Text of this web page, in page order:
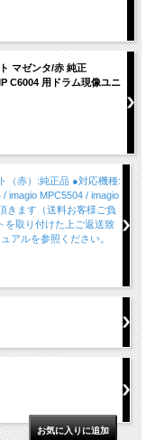
マゼンタ/赤 純正
C6004 用ドラム現像ユニ
（赤）:純正品 ●対応機種:
imagio MPC5504 / imagio
きます（送料お客様ご負
を取り付けた上ご返送致
アルを参照ください。